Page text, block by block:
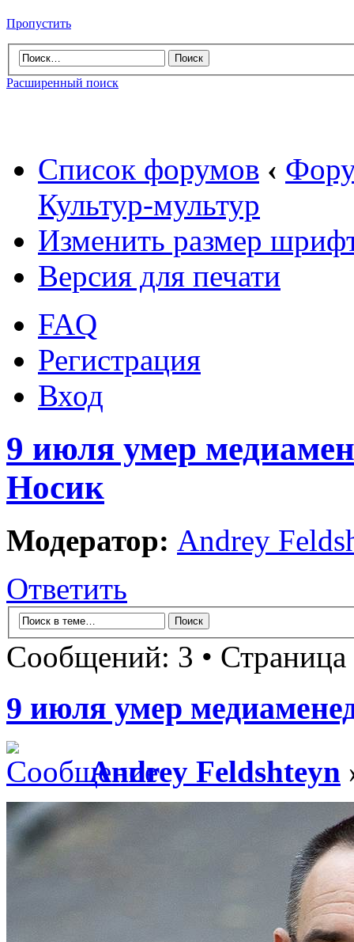
Пропустить
Расширенный поиск
Список форумов ‹
Культур-мультур
Изменить размер
Версия для печати
FAQ
Регистрация
Вход
9 июля умер
Носик
Модератор: Andrey
Ответить
Сообщений: 3 • Страница
9 июля умер
Andrey Feldshteyn